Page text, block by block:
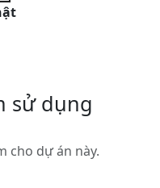
sử dụng
cho dự án này.